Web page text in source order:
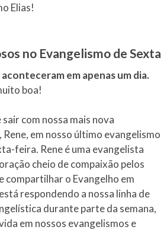
Elias!
no Evangelismo de Sexta
em apenas um dia.
boa!
com nossa mais nova
em nosso último evangelismo
feira. Rene é uma evangelista
cheio de compaixão pelos
compartilhar o Evangelho em
respondendo a nossa linha de
durante parte da semana,
em nossos evangelismos e